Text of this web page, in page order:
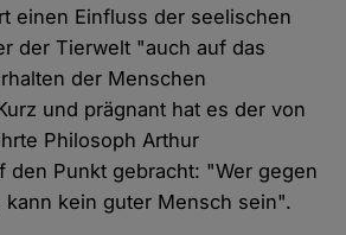
einen Einfluss der seelischen
der Tierwelt "auch auf das
der Menschen
und prägnant hat es der von
Philosoph Arthur
den Punkt gebracht: "Wer gegen
kann kein guter Mensch sein".